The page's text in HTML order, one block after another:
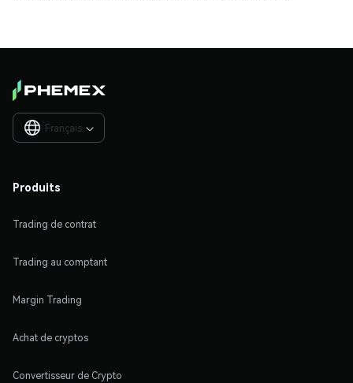
Français 
Produits
Trading de contrat
Trading au comptant
Margin Trading
Achat de cryptos
Convertisseur de Crypto